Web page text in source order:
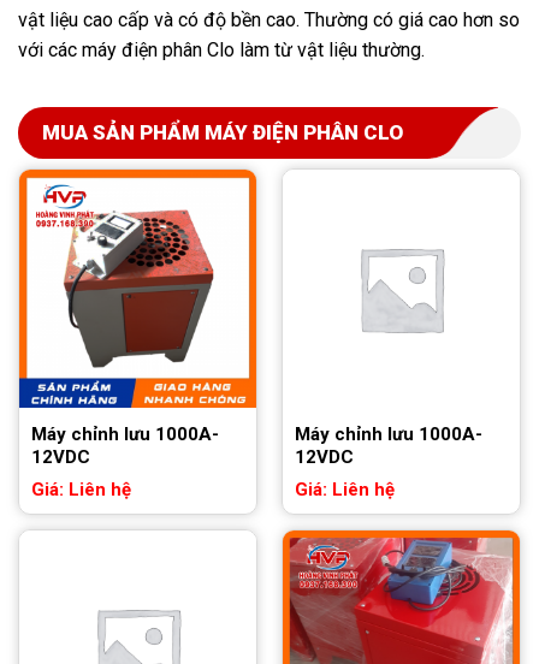
vật liệu cao cấp và có độ bền cao. Thường có giá cao hơn so
với các máy điện phân Clo làm từ vật liệu thường.
MUA SẢN PHẨM MÁY ĐIỆN PHÂN CLO
Máy chỉnh lưu 1000A-
12VDC
Giá: Liên hệ
Máy chỉnh lưu 1000A-
12VDC
Giá: Liên hệ